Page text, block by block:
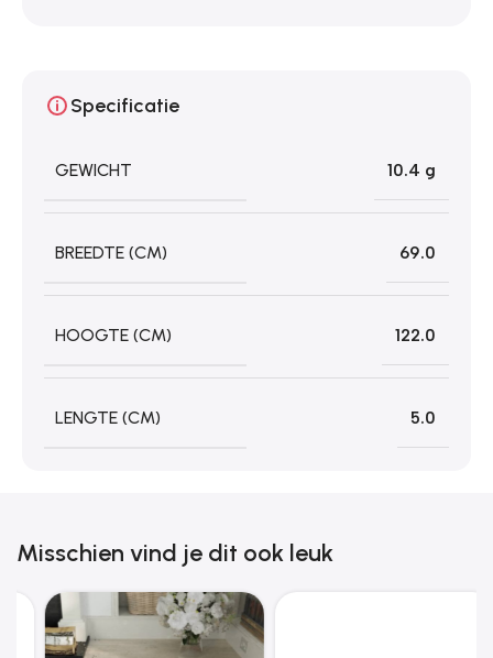
Specificatie
GEWICHT 10.4 g
BREEDTE (CM) 69.0
HOOGTE (CM) 122.0
LENGTE (CM) 5.0
Misschien vind je dit ook leuk